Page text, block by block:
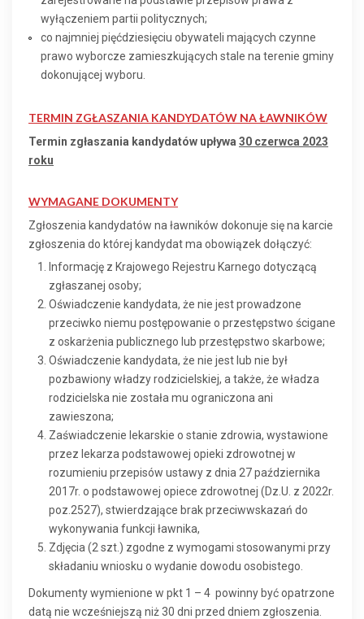
wyłączeniem partii politycznych;
co najmniej pięćdziesięciu obywateli mających czynne
prawo wyborcze zamieszkujących stale na terenie gminy
dokonującej wyboru.
TERMIN ZGŁASZANIA KANDYDATÓW NA ŁAWNIKÓW
Termin zgłaszania kandydatów upływa 30 czerwca 2023
roku
WYMAGANE DOKUMENTY
Zgłoszenia kandydatów na ławników dokonuje się na karcie
zgłoszenia do której kandydat ma obowiązek dołączyć:
Informację z Krajowego Rejestru Karnego dotyczącą
zgłaszanej osoby;
Oświadczenie kandydata, że nie jest prowadzone
przeciwko niemu postępowanie o przestępstwo ścigane
z oskarżenia publicznego lub przestępstwo skarbowe;
Oświadczenie kandydata, że nie jest lub nie był
pozbawiony władzy rodzicielskiej, a także, że władza
rodzicielska nie została mu ograniczona ani
zawieszona;
Zaświadczenie lekarskie o stanie zdrowia, wystawione
przez lekarza podstawowej opieki zdrowotnej w
rozumieniu przepisów ustawy z dnia 27 października
2017r. o podstawowej opiece zdrowotnej (Dz.U. z 2022r.
poz.2527), stwierdzające brak przeciwwskazań do
wykonywania funkcji ławnika,
Zdjęcia (2 szt.) zgodne z wymogami stosowanymi przy
składaniu wniosku o wydanie dowodu osobistego.
Dokumenty wymienione w pkt 1 – 4 powinny być opatrzone
datą nie wcześniejszą niż 30 dni przed dniem zgłoszenia.